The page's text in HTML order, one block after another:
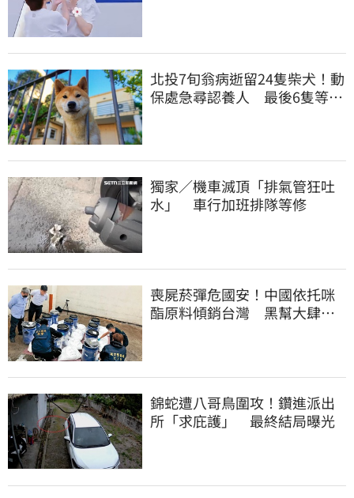
北投7旬翁病逝留24隻柴犬！動
保處急尋認養人 最後6隻等新
獨家／機車滅頂「排氣管狂吐
水」 車行加班排隊等修
喪屍菸彈危國安！中國依托咪
酯原料傾銷台灣 黑幫大肆走
錦蛇遭八哥鳥圍攻！鑽進派出
所「求庇護」 最終結局曝光